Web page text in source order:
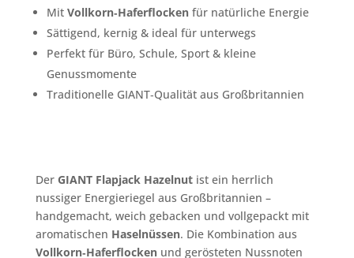
Mit Vollkorn‑Haferflockenfür natürliche Energie
Sättigend, kernig & ideal für unterwegs
Perfekt für Büro, Schule, Sport & kleine
Genussmomente
Traditionelle GIANT‑Qualität aus Großbritannien
Der GIANT Flapjack Hazelnutist ein herrlich
nussiger Energieriegel aus Großbritannien –
handgemacht, weich gebacken und vollgepackt mit
aromatischen Haselnüssen. Die Kombination aus
Vollkorn‑Haferflockenund gerösteten Nussnoten